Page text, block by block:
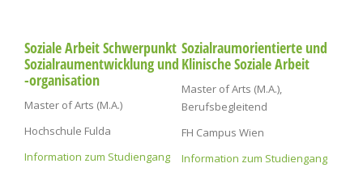
Soziale Arbeit Schwerpunkt
Sozialraumentwicklung und
-organisation
Master of Arts (M.A.)
Hochschule Fulda
Information zum Studiengang
Sozialraumorientierte und
Klinische Soziale Arbeit
Master of Arts (M.A.),
Berufsbegleitend
FH Campus Wien
Information zum Studiengang